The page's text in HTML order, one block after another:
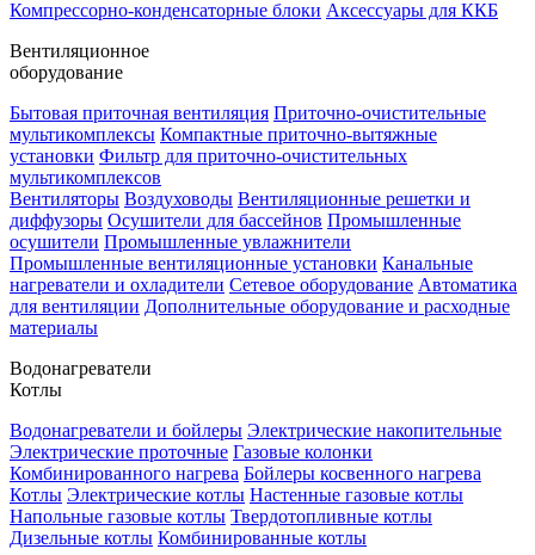
Компрессорно-конденсаторные блоки Аксессуары для ККБ
Вентиляционное
оборудование
Бытовая приточная вентиляция Приточно-очистительные
мультикомплексы Компактные приточно-вытяжные
установки Фильтр для приточно-очистительных
мультикомплексов
Вентиляторы Воздуховоды Вентиляционные решетки и
диффузоры Осушители для бассейнов Промышленные
осушители Промышленные увлажнители
Промышленные вентиляционные установки Канальные
нагреватели и охладители Сетевое оборудование Автоматика
для вентиляции Дополнительные оборудование и расходные
материалы
Водонагреватели
Котлы
Водонагреватели и бойлеры Электрические накопительные
Электрические проточные Газовые колонки
Комбинированного нагрева Бойлеры косвенного нагрева
Котлы Электрические котлы Настенные газовые котлы
Напольные газовые котлы Твердотопливные котлы
Дизельные котлы Комбинированные котлы